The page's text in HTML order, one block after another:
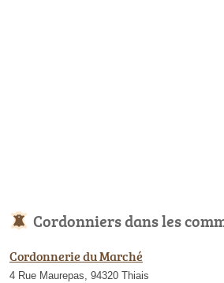
Cordonniers dans les
Cordonnerie du Marché
4 Rue Maurepas, 94320 Thiais